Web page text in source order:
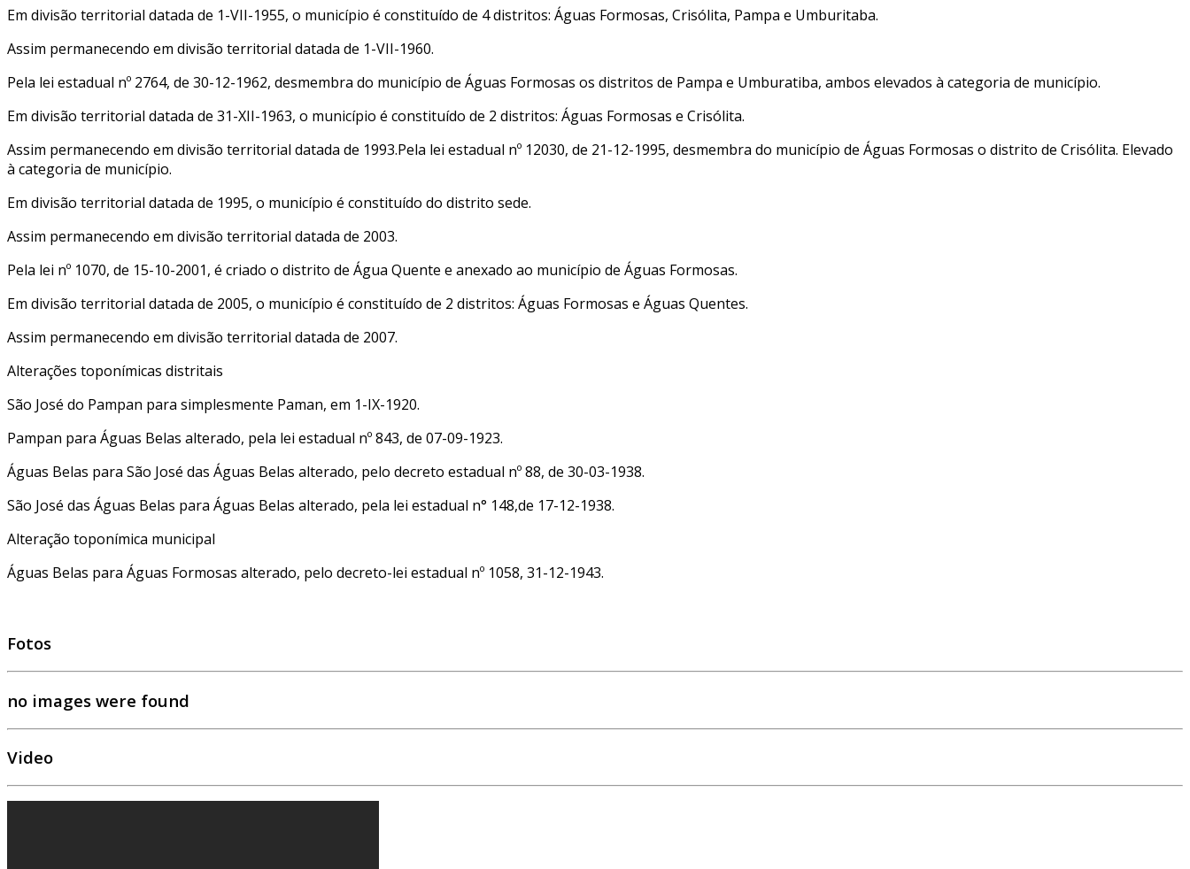
Em divisão territorial datada de 1-VII-1955, o município é constituído de 4 distritos: Águas Formosas, Crisólita, Pampa e Umburitaba.
Assim permanecendo em divisão territorial datada de 1-VII-1960.
Pela lei estadual nº 2764, de 30-12-1962, desmembra do município de Águas Formosas os distritos de Pampa e Umburatiba, ambos elevados à categoria de município.
Em divisão territorial datada de 31-XII-1963, o município é constituído de 2 distritos: Águas Formosas e Crisólita.
Assim permanecendo em divisão territorial datada de 1993.Pela lei estadual nº 12030, de 21-12-1995, desmembra do município de Águas Formosas o distrito de Crisólita. Elevado
à categoria de município.
Em divisão territorial datada de 1995, o município é constituído do distrito sede.
Assim permanecendo em divisão territorial datada de 2003.
Pela lei nº 1070, de 15-10-2001, é criado o distrito de Água Quente e anexado ao município de Águas Formosas.
Em divisão territorial datada de 2005, o município é constituído de 2 distritos: Águas Formosas e Águas Quentes.
Assim permanecendo em divisão territorial datada de 2007.
Alterações toponímicas distritais
São José do Pampan para simplesmente Paman, em 1-IX-1920.
Pampan para Águas Belas alterado, pela lei estadual nº 843, de 07-09-1923.
Águas Belas para São José das Águas Belas alterado, pelo decreto estadual nº 88, de 30-03-1938.
São José das Águas Belas para Águas Belas alterado, pela lei estadual n° 148,de 17-12-1938.
Alteração toponímica municipal
Águas Belas para Águas Formosas alterado, pelo decreto-lei estadual nº 1058, 31-12-1943.
Fotos
no images were found
Video